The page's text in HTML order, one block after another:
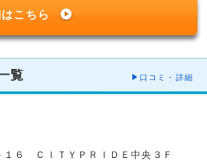
こちら
覧 口コミ・詳細
１６ ＣＩＴＹＰＲＩＤＥ中央３Ｆ